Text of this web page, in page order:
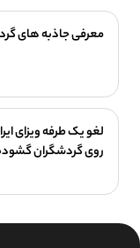
معرفی جاذبه های
روی گردشگران